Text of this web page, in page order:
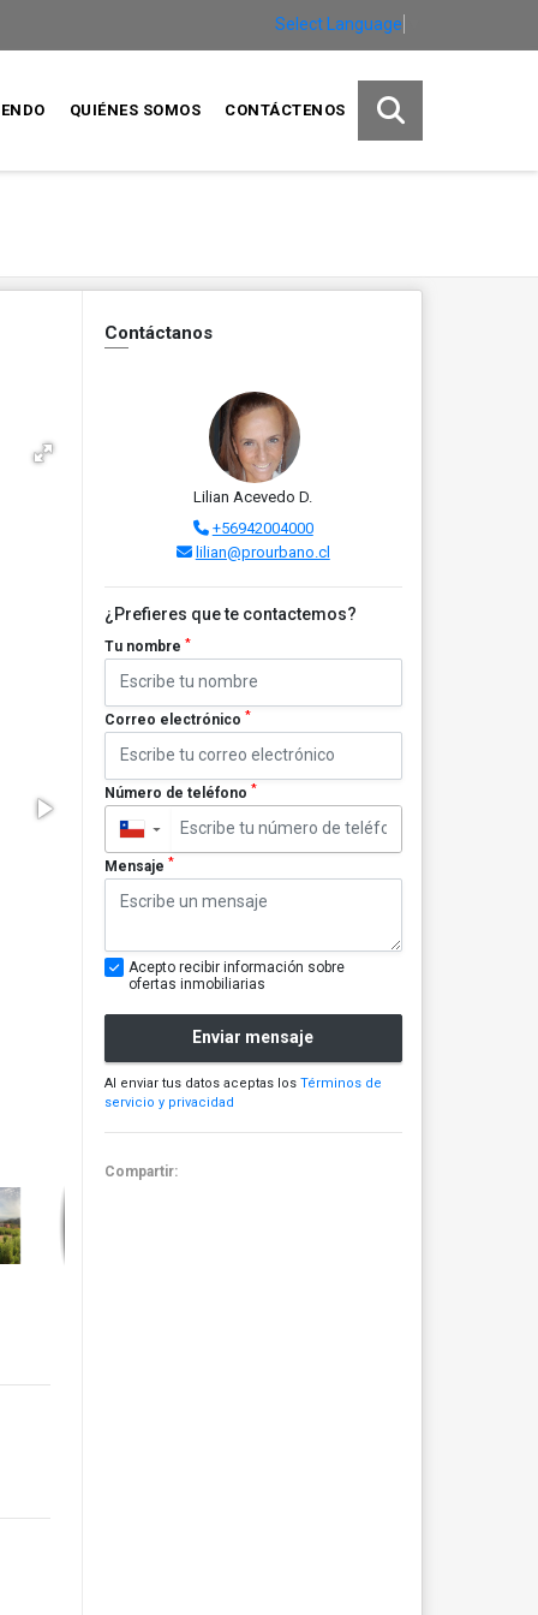
Select Language
QUIÉNES SOMOS CONTÁCTENOS
Contáctanos
Lilian Acevedo D.
+56942004000
lilian@prourbano.cl
¿Prefieres que te contactemos?
Tu nombre *
Correo electrónico *
Número de teléfono *
▼
Mensaje *
Acepto recibir información sobre
ofertas inmobiliarias
Enviar mensaje
Al enviar tus datos aceptas los Términos de
servicio y privacidad
Compartir: